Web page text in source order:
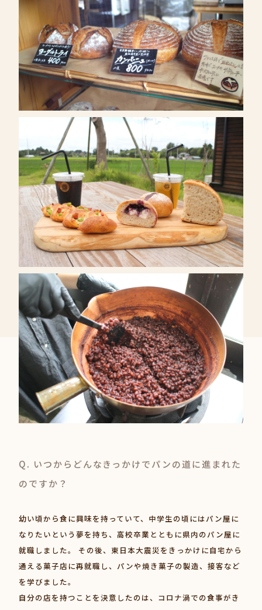
Q. いつからどんなきっかけでパンの道に進まれた
のですか？
幼い頃から食に興味を持っていて、中学生の頃にはパン屋に
なりたいという夢を持ち、高校卒業とともに県内のパン屋に
就職しました。 その後、東日本大震災をきっかけに自宅から
通える菓子店に再就職し、パンや焼き菓子の製造、接客など
を学びました。
自分の店を持つことを決意したのは、コロナ渦での食事がき